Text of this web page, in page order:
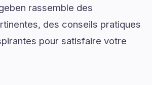
rassemble des
des conseils pratiques
pour satisfaire votre